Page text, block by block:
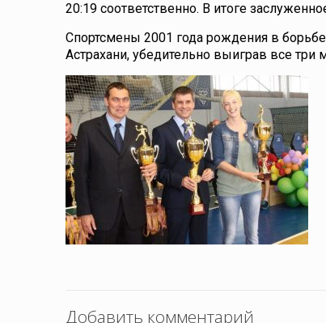
20:19 соответственно. В итоге
Спортсмены 2001 года рождения в
Астрахани, убедительно выиграв все три
Добавить комментарий